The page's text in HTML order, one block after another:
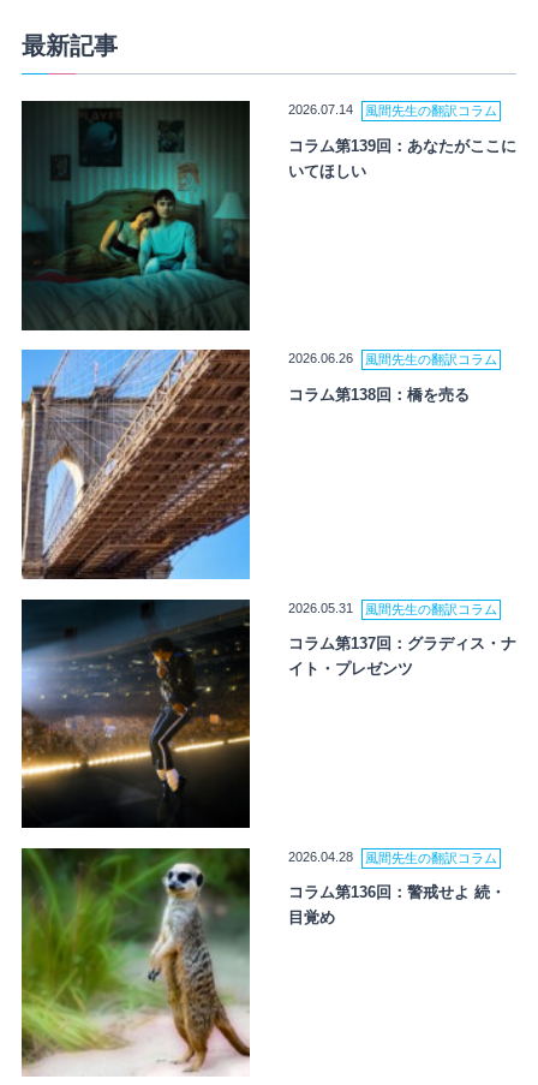
最新記事
2026.07.14 風間先生の翻訳コラム
コラム第139回：あなたがここに
いてほしい
2026.06.26 風間先生の翻訳コラム
コラム第138回：橋を売る
2026.05.31 風間先生の翻訳コラム
コラム第137回：グラディス・ナ
イト・プレゼンツ
2026.04.28 風間先生の翻訳コラム
コラム第136回：警戒せよ 続・
目覚め